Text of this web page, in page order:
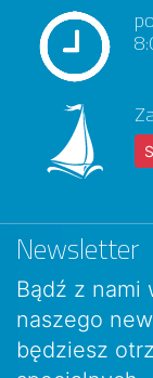
Newsletter
Bądź z nami
naszego
będziesz